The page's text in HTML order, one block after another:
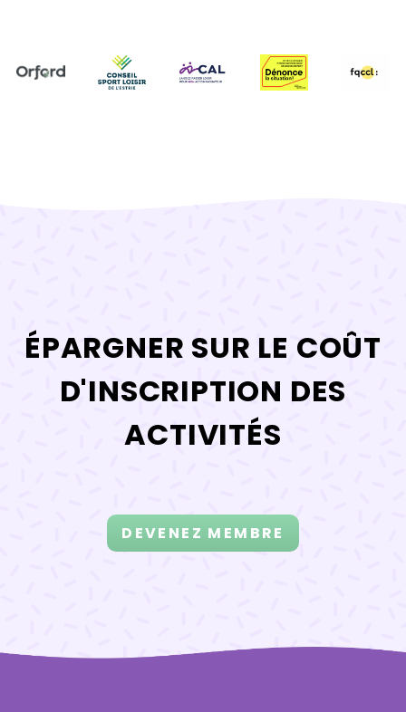
ÉPARGNER SUR LE COÛT
D'INSCRIPTION DES
ACTIVITÉS
DEVENEZ MEMBRE